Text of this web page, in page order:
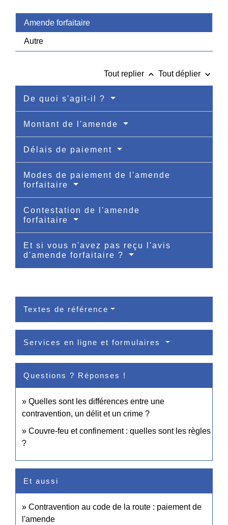
Amende forfaitaire
Autre
Tout replier keyboard_arrow_up Tout déplier keyboard_arrow_down
De quoi s'agit-il ?
Montant de l'amende
Délais de paiement
Modes de paiement de l'amende
forfaitaire
Contestation de l'amende
forfaitaire
Et si vous n'avez pas reçu l'avis
d'amende forfaitaire ?
Textes de référence
Services en ligne et formulaires
Questions ? Réponses !
Quelles sont les différences entre une
contravention, un délit et un crime ?
Couvre-feu et confinement : quelles sont les règles
?
Et aussi
Contravention au code de la route : paiement de
l'amende